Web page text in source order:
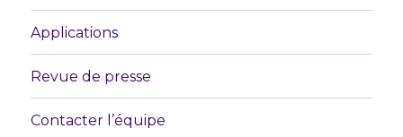
Applications
Revue de presse
Contacter l’équipe